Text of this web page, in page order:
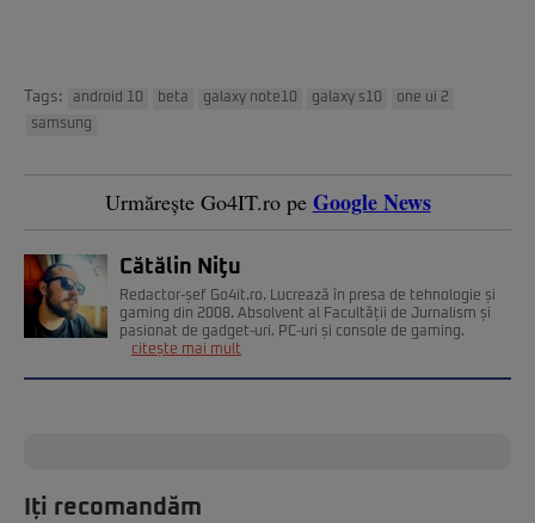
Tags: android 10 beta galaxy note10 galaxy s10
one ui 2
samsung
Urmărește Go4IT.ro pe Google News
Cătălin Niţu
Redactor-șef Go4it.ro. Lucrează în presa de tehnologie și
gaming din 2008. Absolvent al Facultății de Jurnalism și
pasionat de gadget-uri, PC-uri și console de gaming.
citește mai mult
Iți recomandăm